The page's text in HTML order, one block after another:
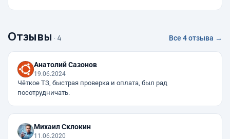
Отзывы · 4 Все 4 отзыва →
Анатолий Сазонов
19.06.2024
Чёткое ТЗ, быстрая проверка и оплата, был рад
посотрудничать.
Михаил Склокин
11.06.2020